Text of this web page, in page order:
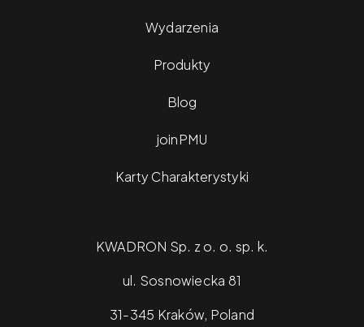
Wydarzenia
Produkty
Blog
joinPMU
Karty Charakterystyki
KWADRON Sp. z o. o. sp. k.
ul. Sosnowiecka 81
31-345 Kraków, Poland